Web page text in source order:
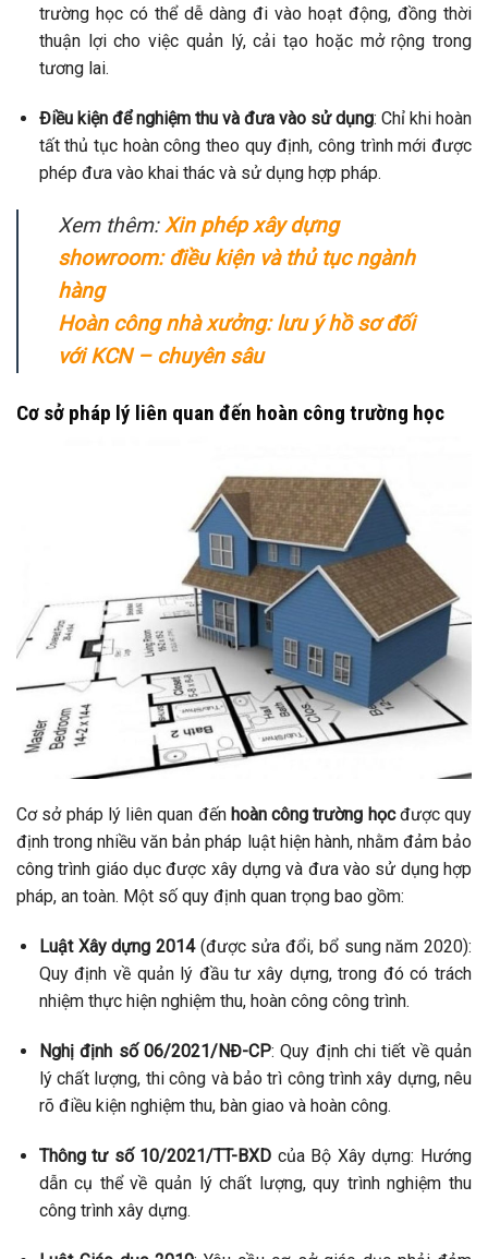
trường học có thể dễ dàng đi vào hoạt động, đồng thời
thuận lợi cho việc quản lý, cải tạo hoặc mở rộng trong
tương lai.
Điều kiện để nghiệm thu và đưa vào sử dụng: Chỉ khi hoàn
tất thủ tục hoàn công theo quy định, công trình mới được
phép đưa vào khai thác và sử dụng hợp pháp.
Xem thêm:Xin phép xây dựng
showroom: điều kiện và thủ tục ngành
hàng
Hoàn công nhà xưởng: lưu ý hồ sơ đối
với KCN – chuyên sâu
Cơ sở pháp lý liên quan đến hoàn công trường học
Cơ sở pháp lý liên quan đến hoàn công trường họcđược quy
định trong nhiều văn bản pháp luật hiện hành, nhằm đảm bảo
công trình giáo dục được xây dựng và đưa vào sử dụng hợp
pháp, an toàn. Một số quy định quan trọng bao gồm:
Luật Xây dựng 2014(được sửa đổi, bổ sung năm 2020):
Quy định về quản lý đầu tư xây dựng, trong đó có trách
nhiệm thực hiện nghiệm thu, hoàn công công trình.
Nghị định số 06/2021/NĐ-CP: Quy định chi tiết về quản
lý chất lượng, thi công và bảo trì công trình xây dựng, nêu
rõ điều kiện nghiệm thu, bàn giao và hoàn công.
Thông tư số 10/2021/TT-BXD của Bộ Xây dựng: Hướng
dẫn cụ thể về quản lý chất lượng, quy trình nghiệm thu
công trình xây dựng.